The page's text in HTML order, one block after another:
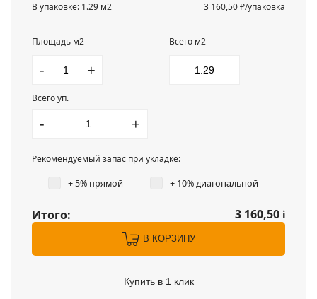
В упаковке: 1.29 м2
3 160,50 ₽/упаковка
Площадь м2
- +
Всего м2
Всего уп.
- +
Рекомендуемый запас при укладке:
+ 5% прямой + 10% диагональной
Итого: 3 160,50 i
В КОРЗИНУ
Купить в 1 клик